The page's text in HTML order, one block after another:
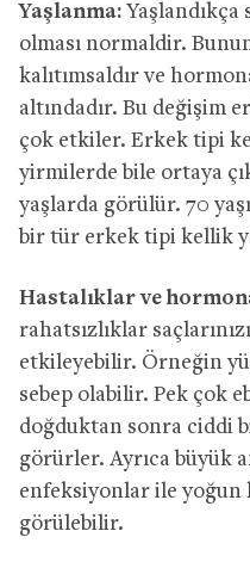
Yaşlanma: Yaşlandıkça
olması normaldir.
kalıtımsaldır ve
altındadır. Bu değişim
çok etkiler. Erkek tipi
yirmilerde bile ortaya
yaşlarda görülür. 70
bir tür erkek tipi kellik
Hastalıklar ve
rahatsızlıklar
etkileyebilir. Örneğin
sebep olabilir. Pek çok
doğduktan sonra ciddi
görürler. Ayrıca büyük
enfeksiyonlar ile yoğun
görülebilir.